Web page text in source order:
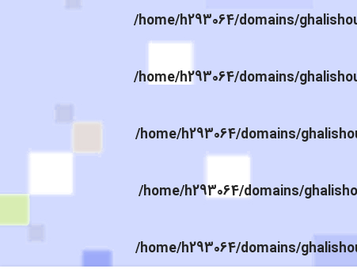
/home/h293064/domains/
/home/h293064/domains/
/home/h293064/domains/
/home/h293064/domains/
/home/h293064/domains/